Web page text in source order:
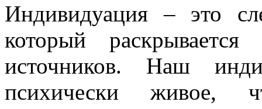
Индивидуация – это
который
источников. Наш
психически живое,